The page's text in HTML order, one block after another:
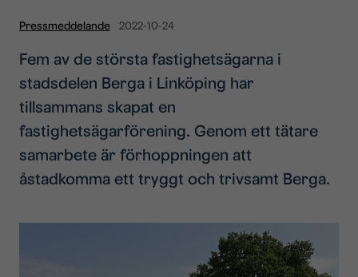
Pressmeddelande 2022-10-24
Fem av de största fastighetsägarna i
stadsdelen Berga i Linköping har
tillsammans skapat en
fastighetsägarförening. Genom ett tätare
samarbete är förhoppningen att
åstadkomma ett tryggt och trivsamt Berga.